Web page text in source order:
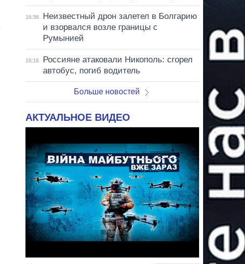
16:36
Неизвестный дрон залетел в Болгарию
и взорвался возле границы с
Румынией
16:16
Россияне атаковали Никополь: сгорел
автобус, погиб водитель
Больше новостей
АКТУАЛЬНОЕ ВИДЕО